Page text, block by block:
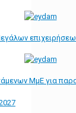
ΜμΕ για